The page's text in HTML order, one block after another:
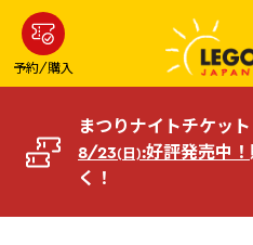
ン
コ
へ
予約/購入
まつりナイトチケッ
8/23(日):好評発売中！
く！